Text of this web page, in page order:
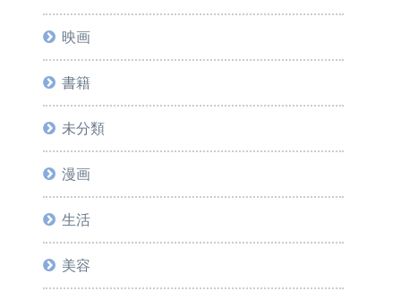
映画
書籍
未分類
漫画
生活
美容